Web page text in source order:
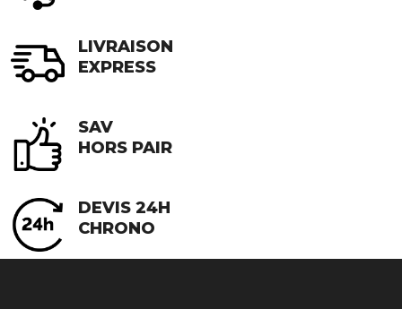
LIVRAISON
EXPRESS
SAV
HORS PAIR
DEVIS 24H
CHRONO